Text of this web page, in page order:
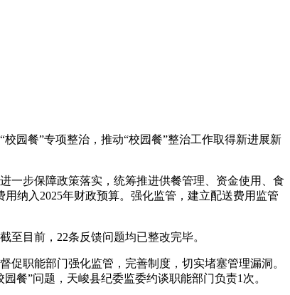
园餐”专项整治，推动“校园餐”整治工作取得新进展新
步保障政策落实，统筹推进供餐管理、资金使用、食
纳入2025年财政预算。强化监管，建立配送费用监管
目前，22条反馈问题均已整改完毕。
职能部门强化监管，完善制度，切实堵塞管理漏洞。
餐”问题，天峻县纪委监委约谈职能部门负责1次。